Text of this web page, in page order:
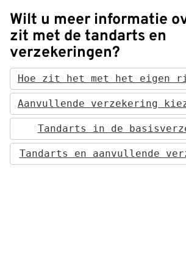
Wilt u meer informatie
zit met de tandarts en
verzekeringen?
Hoe zit het met het eigen
Aanvullende verzekering
Tandarts in de
Tandarts en aanvullende